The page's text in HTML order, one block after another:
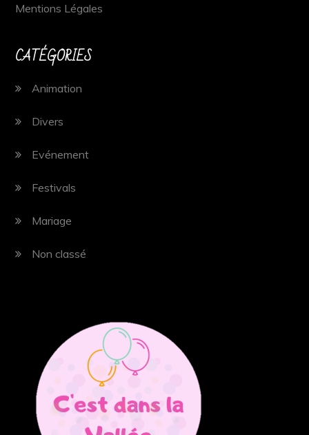
Mentions Légales
CATÉGORIES
Animation
Divers
Evénement
Festivals
Mariage
Non classé